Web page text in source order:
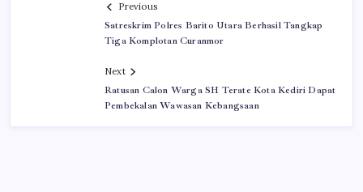
Previous
Satreskrim Polres Barito Utara Berhasil Tangkap
Tiga Komplotan Curanmor
Next
Ratusan Calon Warga SH Terate Kota Kediri Dapat
Pembekalan Wawasan Kebangsaan